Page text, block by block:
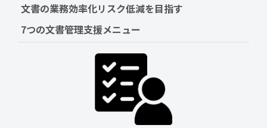
文書の業務効率化リスク低減を目指す
7つの文書管理支援メニュー